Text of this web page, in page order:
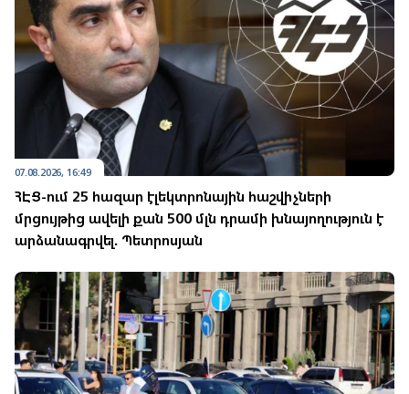
07.08.2026, 16:49
ՀԷՑ-ում 25 հազար էլեկտրոնային հաշվիչների
մրցույթից ավելի քան 500 մլն դրամի խնայողություն է
արձանագրվել. Պետրոսյան